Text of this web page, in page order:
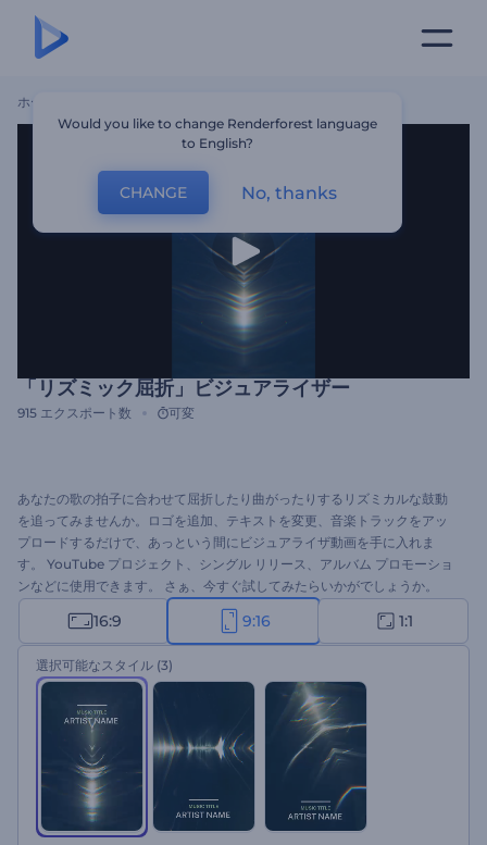
ホーム
「リズミック屈折」ビジュアライザー
915 エクスポート数 可変
あなたの歌の拍子に合わせて屈折したり曲がったりするリズミカルな鼓動
を追ってみませんか。ロゴを追加、テキストを変更、音楽トラックをアッ
プロードするだけで、あっという間にビジュアライザ動画を手に入れま
す。 YouTube プロジェクト、シングル リリース、アルバム プロモーショ
ンなどに使用できます。 さぁ、今すぐ試してみたらいかがでしょうか。
16:9 9:16 1:1
選択可能なスタイル (3)
Would you like to change Renderforest language
to English?
CHANGE No, thanks